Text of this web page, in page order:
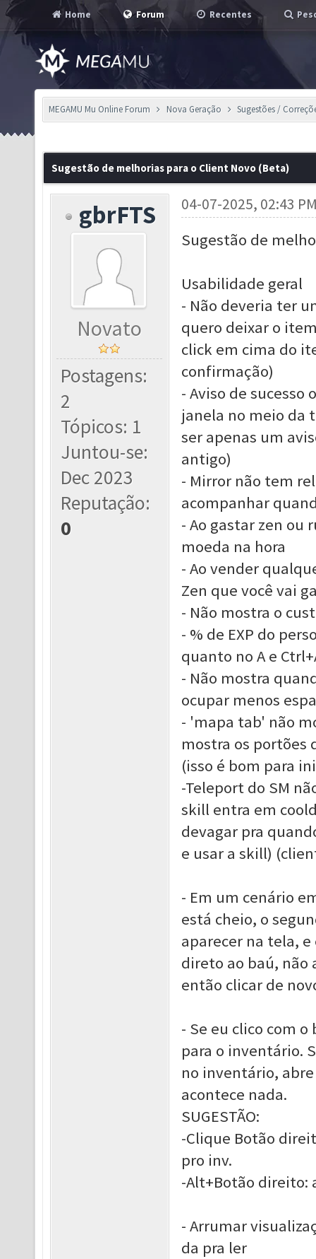
Home Forum Recentes
MEGAMU Mu Online Forum Nova Geração Sugestões /
Sugestão de melhorias para o Client Novo (Beta)
gbrFTS
Novato
Postagens:
2
Tópicos: 1
Juntou-se:
Dec 2023
Reputação:
0
04-07-2025, 02:43
Sugestão de
Usabilidade geral
- Não deveria ter
quero deixar o
click em cima do
confirmação)
- Aviso de
janela no meio da
ser apenas um
antigo)
- Mirror não tem
acompanhar
- Ao gastar zen ou
moeda na hora
- Ao vender
Zen que você vai
- Não mostra o
- % de EXP do
quanto no A e
- Não mostra
ocupar menos
- 'mapa tab' não
mostra os portões
(isso é bom para
-Teleport do SM
skill entra em
devagar pra
e usar a skill)
- Em um cenário
está cheio, o
aparecer na tela,
direto ao baú, não
então clicar de
- Se eu clico com
para o inventário.
no inventário,
acontece nada.
SUGESTÃO:
-Clique Botão
pro inv.
-Alt+Botão direito:
- Arrumar
da pra ler